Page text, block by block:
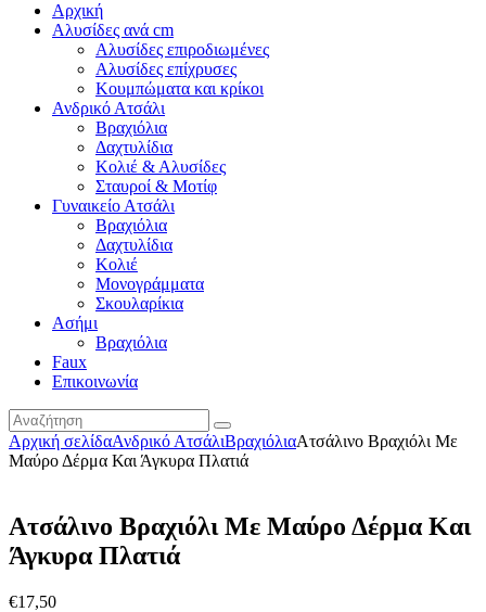
Αρχική
Αλυσίδες ανά cm
Αλυσίδες επιροδιωμένες
Αλυσίδες επίχρυσες
Κουμπώματα και κρίκοι
Ανδρικό Ατσάλι
Βραχιόλια
Δαχτυλίδια
Κολιέ & Αλυσίδες
Σταυροί & Μοτίφ
Γυναικείο Ατσάλι
Βραχιόλια
Δαχτυλίδια
Κολιέ
Μονογράμματα
Σκουλαρίκια
Ασήμι
Βραχιόλια
Faux
Επικοινωνία
Αρχική σελίδαΑνδρικό ΑτσάλιΒραχιόλιαΑτσάλινο Βραχιόλι Με
Μαύρο Δέρμα Και Άγκυρα Πλατιά
Ατσάλινο Βραχιόλι Με Μαύρο Δέρμα Και
Άγκυρα Πλατιά
€17,50